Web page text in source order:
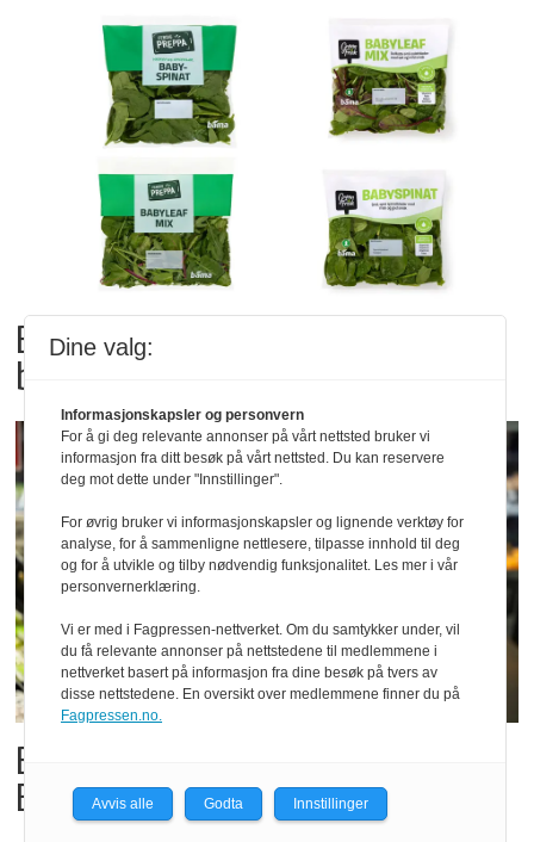
Bama tilbakekaller
babyspinat og babyleaf mix
Billigbonanza da Norge slo
Elfenbenkysten
Dine valg:
Informasjonskapsler og personvern
For å gi deg relevante annonser på vårt nettsted bruker vi
informasjon fra ditt besøk på vårt nettsted. Du kan reservere
deg mot dette under "Innstillinger".
For øvrig bruker vi informasjonskapsler og lignende verktøy for
analyse, for å sammenligne nettlesere, tilpasse innhold til deg
og for å utvikle og tilby nødvendig funksjonalitet. Les mer i vår
personvernerklæring.
Vi er med i Fagpressen-nettverket. Om du samtykker under, vil
du få relevante annonser på nettstedene til medlemmene i
nettverket basert på informasjon fra dine besøk på tvers av
disse nettstedene. En oversikt over medlemmene finner du på
Fagpressen.no.
Avvis alle Godta Innstillinger